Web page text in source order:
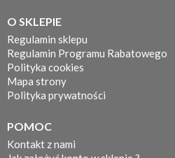
O SKLEPIE
Regulamin sklepu
Regulamin Programu Rabatowego
Polityka cookies
Mapa strony
Polityka prywatności
POMOC
Kontakt z nami